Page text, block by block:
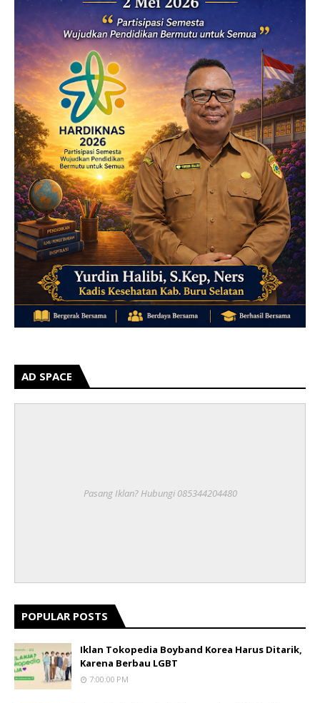
AD SPACE
Pasang Iklan? Hubungi 085344204480
POPULAR POSTS
Iklan Tokopedia Boyband Korea Harus Ditarik,
Karena Berbau LGBT
7:00:00 PM